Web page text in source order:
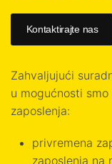
Kontaktirajte nas
Zahvaljujući
u mogućnosti
zaposlenja:
privremena
zaposlenja na